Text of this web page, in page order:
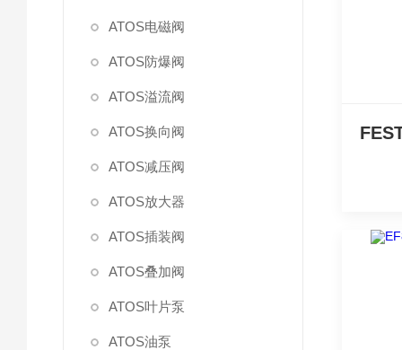
ATOS电磁阀
ATOS防爆阀
ATOS溢流阀
ATOS换向阀
ATOS减压阀
ATOS放大器
ATOS插装阀
ATOS叠加阀
ATOS叶片泵
ATOS油泵